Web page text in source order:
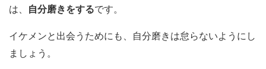
は、
自分磨きをするです。
イケメンと出会うためにも、自分磨きは怠らないようにし
ましょう。